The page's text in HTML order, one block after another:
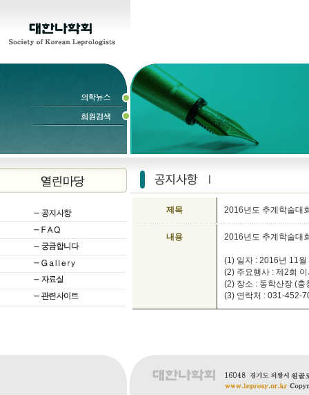
제목 2016년도 추계학술대
내용 2016년도 추계학술대
(1) 일자 : 2016년 11월
(2) 주요행사 : 제2회
(2) 장소 : 동학산장 (충
(3) 연락처 : 031-452-